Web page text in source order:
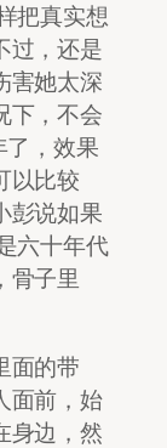
把真实想
过，还是
害她太深
下，不会
了，效果
以比较
彭说如果
六十年代
骨子里
面的带
面前，始
身边，然